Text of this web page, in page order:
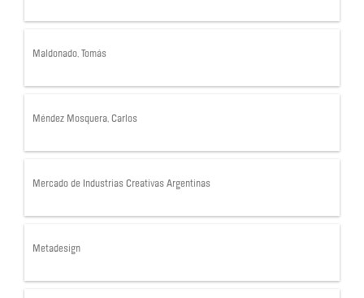
Maldonado, Tomás
Méndez Mosquera, Carlos
Mercado de Industrias Creativas Argentinas
Metadesign